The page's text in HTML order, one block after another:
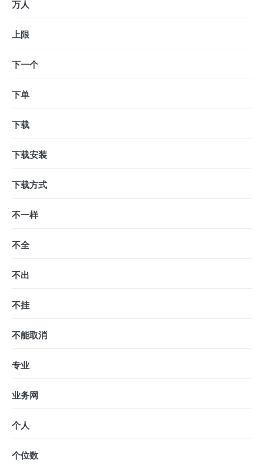
万人
上限
下一个
下单
下载
下载安装
下载方式
不一样
不全
不出
不挂
不能取消
专业
业务网
个人
个位数